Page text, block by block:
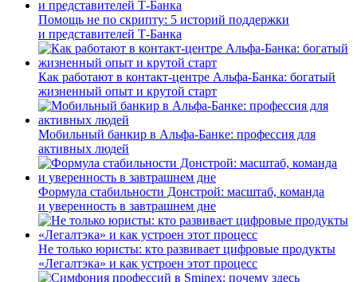
Помощь не по скрипту: 5 историй поддержки
и представителей Т-Банка
Как работают в контакт-центре Альфа-Банка: богатый
жизненный опыт и крутой старт
Мобильный банкир в Альфа-Банке: профессия для
активных людей
Формула стабильности Донстрой: масштаб, команда
и уверенность в завтрашнем дне
Не только юристы: кто развивает цифровые продукты
«Легалтэка» и как устроен этот процесс